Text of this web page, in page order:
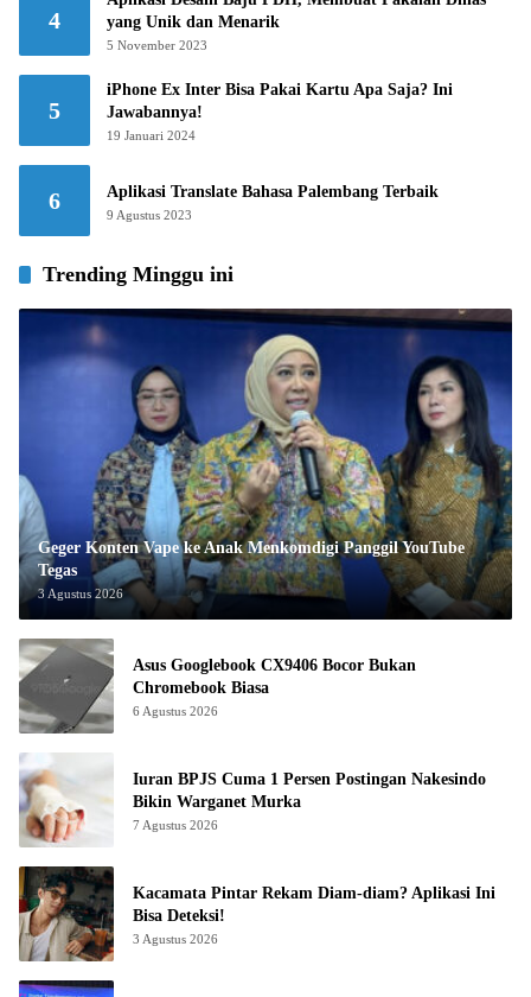
4
yang Unik dan Menarik
5 November 2023
5
iPhone Ex Inter Bisa Pakai Kartu Apa Saja? Ini
Jawabannya!
19 Januari 2024
6 Aplikasi Translate Bahasa Palembang Terbaik
9 Agustus 2023
Trending Minggu ini
Geger Konten Vape ke Anak Menkomdigi Panggil YouTube
Tegas
3 Agustus 2026
Asus Googlebook CX9406 Bocor Bukan
Chromebook Biasa
6 Agustus 2026
Iuran BPJS Cuma 1 Persen Postingan Nakesindo
Bikin Warganet Murka
7 Agustus 2026
Kacamata Pintar Rekam Diam-diam? Aplikasi Ini
Bisa Deteksi!
3 Agustus 2026